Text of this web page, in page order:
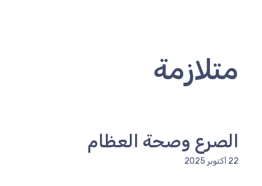
متلازمة
الصرع وصحة العظام
22 أكتوبر 2025